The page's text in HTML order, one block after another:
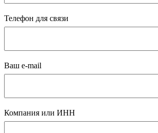
Телефон для связи
Ваш e-mail
Компания или ИНН